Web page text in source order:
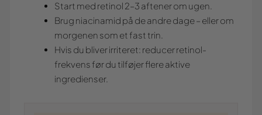
Start med retinol 2–3 aftener om ugen.
Brug niacinamid på de andre dage – eller om
morgenen som et fast trin.
Hvis du bliver irriteret: reducer retinol-
frekvens før du tilføjer flere aktive
ingredienser.